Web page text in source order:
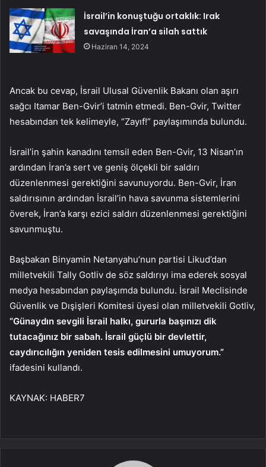
İsrail’in konuştuğu ortaklık: Irak
savaşında İran’a silah sattık
Haziran 14, 2024
Ancak bu cevap, İsrail Ulusal Güvenlik Bakanı olan aşırı
sağcı Itamar Ben-Gvir’i tatmin etmedi. Ben-Gvir, Twitter
hesabından tek kelimeyle, “Zayıf!” paylaşımında bulundu.
İsrail’in şahin kanadını temsil eden Ben-Gvir, 13 Nisan’ın
ardından İran’a sert ve geniş ölçekli bir saldırı
düzenlenmesi gerektiğini savunuyordu. Ben-Gvir, İran
saldırısının ardından İsrail’in hava savunma sistemlerini
överek, İran’a karşı ezici saldırı düzenlenmesi gerektiğini
savunmuştu.
Başbakan Binyamin Netanyahu’nun partisi Likud’dan
milletvekili Tally Gotliv de söz saldırıyı ima ederek sosyal
medya hesabından paylaşımda bulundu. İsrail Meclisinde
Güvenlik ve Dışişleri Komitesi üyesi olan milletvekili Gotliv,
“Günaydın sevgili İsrail halkı, gururla başınızı dik
tutacağınız bir sabah. İsrail güçlü bir devlettir,
caydırıcılığın yeniden tesis edilmesini umuyorum.”
ifadesini kullandı.
KAYNAK: HABER7